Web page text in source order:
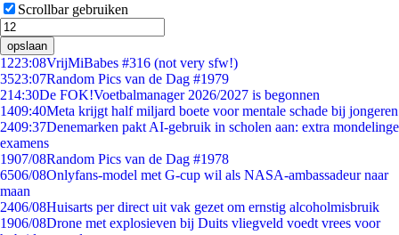
Scrollbar gebruiken
opslaan
1223:08VrijMiBabes #316 (not very sfw!)
3523:07Random Pics van de Dag #1979
214:30De FOK!Voetbalmanager 2026/2027 is begonnen
1409:40Meta krijgt half miljard boete voor mentale schade bij jongeren
2409:37Denemarken pakt AI-gebruik in scholen aan: extra mondelinge
examens
1907/08Random Pics van de Dag #1978
6506/08Onlyfans-model met G-cup wil als NASA-ambassadeur naar
maan
2406/08Huisarts per direct uit vak gezet om ernstig alcoholmisbruik
1906/08Drone met explosieven bij Duits vliegveld voedt vrees voor